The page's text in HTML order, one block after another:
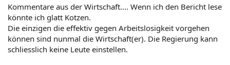
Kommentare aus der Wirtschaft.... Wenn ich den Bericht lese
könnte ich glatt Kotzen.
Die einzigen die effektiv gegen Arbeitslosigkeit vorgehen
können sind nunmal die Wirtschaft(er). Die Regierung kann
schliesslich keine Leute einstellen.